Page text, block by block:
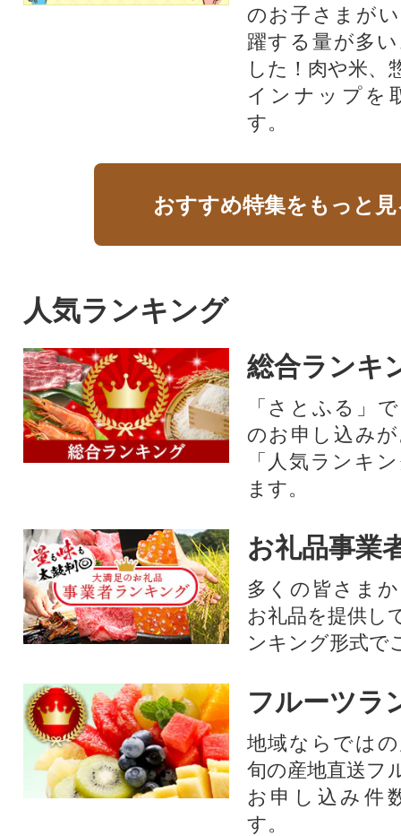
のお子さまが
躍する量が多
した！肉や米、
インナップを
す。
おすすめ特集をもっと
人気ランキング
総合ランキ
「さとふる」
のお申し込み
「人気ランキ
ます。
お礼品事業
多くの皆さま
お礼品を提供し
ンキング形式で
フルーツラ
地域ならでは
旬の産地直送フ
お申し込み件
す。